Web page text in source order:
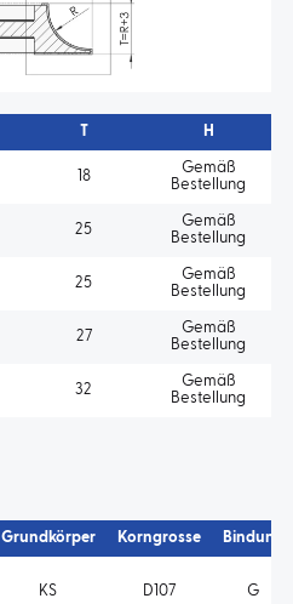
H
18
Gemäß
Bestellung
25
Gemäß
Bestellung
25
Gemäß
Bestellung
27
Gemäß
Bestellung
32
Gemäß
Bestellung
Grundkörper Korngrosse Bindung
KS D107 G